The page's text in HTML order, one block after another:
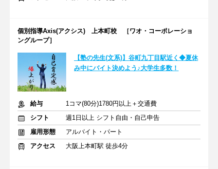
個別指導Axis(アクシス) 上本町校 ［ワオ・コーポレーショ
ングループ］
【塾の先生(文系)】谷町九丁目駅近く◆夏休
み中にバイト決めよう♪大学生多数！
給与
1コマ(80分)1780円以上＋交通費
シフト
週1日以上 シフト自由・自己申告
雇用形態
アルバイト・パート
アクセス
大阪上本町駅 徒歩4分